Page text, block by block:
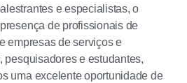
e especialistas, o
de profissionais de
empresas de serviços e
pesquisadores e estudantes,
uma excelente oportunidade de